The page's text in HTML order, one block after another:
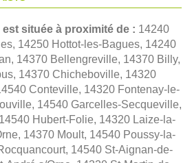
située à proximité de : 14240
14250 Hottot-les-Bagues, 14240
14370 Bellengreville, 14370 Billy,
14370 Chicheboville, 14320
Conteville, 14320 Fontenay-le-
14540 Garcelles-Secqueville,
Hubert-Folie, 14320 Laize-la-
14370 Moult, 14540 Poussy-la-
14540 St-Aignan-de-